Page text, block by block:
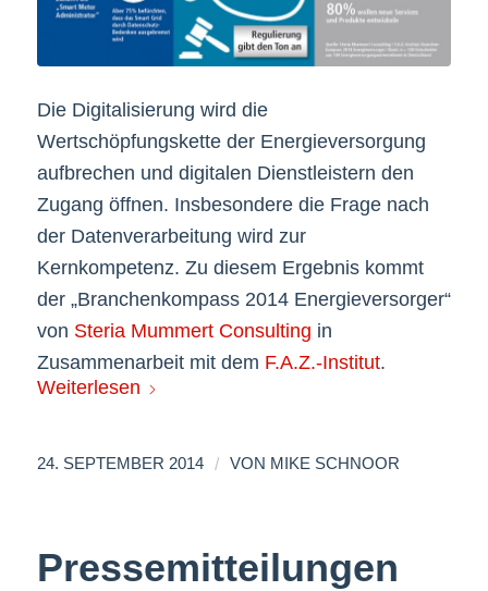
Die Digitalisierung wird die
Wertschöpfungskette der Energieversorgung
aufbrechen und digitalen Dienstleistern den
Zugang öffnen. Insbesondere die Frage nach
der Datenverarbeitung wird zur
Kernkompetenz. Zu diesem Ergebnis kommt
der „Branchenkompass 2014 Energieversorger“
von Steria Mummert Consulting in
Zusammenarbeit mit dem F.A.Z.-Institut.
Weiterlesen
24. SEPTEMBER 2014 / VON MIKE SCHNOOR
Pressemitteilungen